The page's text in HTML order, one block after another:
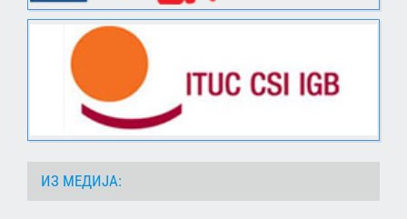
ИЗ МЕДИЈА: